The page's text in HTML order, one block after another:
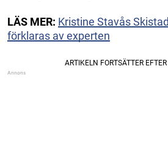
LÄS MER: Kristine Stavås
förklaras av experten